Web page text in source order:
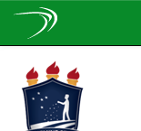
navigation